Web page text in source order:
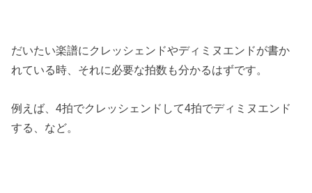
だいたい楽譜にクレッシェンドやディミヌエンドが書か
れている時、それに必要な拍数も分かるはずです。
例えば、4拍でクレッシェンドして4拍でディミヌエンド
する、など。